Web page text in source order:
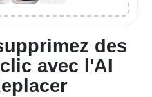
des
avec l'AI